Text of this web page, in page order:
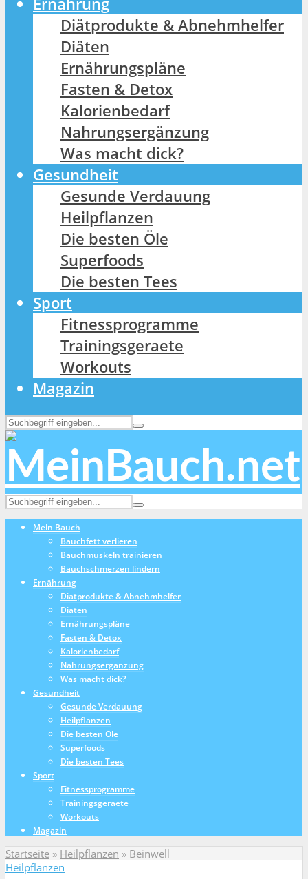
Diätprodukte & Abnehmhelfer
Diäten
Ernährungspläne
Fasten & Detox
Kalorienbedarf
Nahrungsergänzung
Was macht dick?
Gesundheit
Gesunde Verdauung
Heilpflanzen
Die besten Öle
Superfoods
Die besten Tees
Sport
Fitnessprogramme
Trainingsgeraete
Workouts
Magazin
Mein Bauch
Bauchfett verlieren
Bauchmuskeln trainieren
Bauchschmerzen lindern
Ernährung
Diätprodukte & Abnehmhelfer
Diäten
Ernährungspläne
Fasten & Detox
Kalorienbedarf
Nahrungsergänzung
Was macht dick?
Gesundheit
Gesunde Verdauung
Heilpflanzen
Die besten Öle
Superfoods
Die besten Tees
Sport
Fitnessprogramme
Trainingsgeraete
Workouts
Magazin
Startseite » Heilpflanzen » Beinwell
Heilpflanzen